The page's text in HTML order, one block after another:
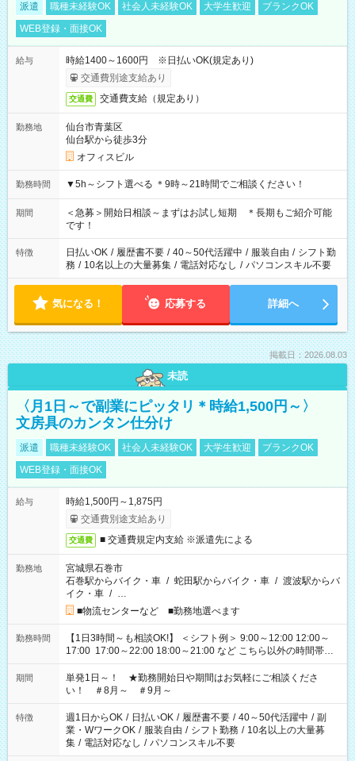
派遣 職種未経験OK 社会人未経験OK 大学生歓迎
ブランクOK
WEB登録・面接OK
給与
時給1400～1600円 ※日払いOK(規定あり)
交通費別途支給あり
交通費 交通費支給（規定あり）
勤務地
仙台市青葉区
仙台駅から徒歩3分
オフィスビル
勤務時間 ▼5h～シフト選べる ＊9時～21時間でご相談ください！
期間
＜急募＞開始日相談～まずはお試し短期 ＊長期もご紹介可能
です！
特徴 日払いOK / 履歴書不要 / 40～50代活躍中 / 服装自由 / シフト勤
務 / 10名以上の大量募集 / 電話対応なし / パソコンスキル不要
気になる！ 応募する 詳細へ
掲載日：2026.08.03
未読
〈月1日～で副業にピッタリ＊時給1,500円～〉
文房具のカンタン仕分け
派遣 職種未経験OK 社会人未経験OK 大学生歓迎
ブランクOK
WEB登録・面接OK
給与
時給1,500円～1,875円
交通費別途支給あり
交通費 ■ 交通費規定内支給 ※派遣先による
勤務地
宮城県石巻市
石巻駅からバイク・車 / 蛇田駅からバイク・車 / 渡波駅からバ
イク・車 / …
■物流センターなど ■勤務地選べます
勤務時間
【1日3時間～も相談OK!】 ＜シフト例＞ 9:00～12:00 12:00～
17:00 17:00～22:00 18:00～21:00 など こちら以外の時間帯も
お気軽にご相談ください！
期間
単発1日～！ ★勤務開始日や期間はお気軽にご相談くださ
い！ ＃8月～ ＃9月～
特徴 週1日からOK / 日払いOK / 履歴書不要 / 40～50代活躍中 / 副
業・WワークOK / 服装自由 / シフト勤務 / 10名以上の大量募
集 / 電話対応なし / パソコンスキル不要